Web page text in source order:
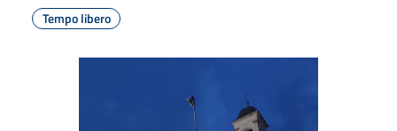
Tempo libero